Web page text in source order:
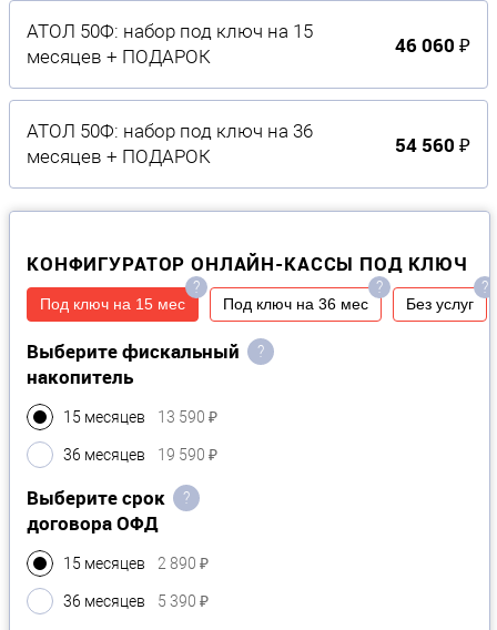
АТОЛ 50Ф: набор под ключ на 15
месяцев + ПОДАРОК
46 060 ₽
АТОЛ 50Ф: набор под ключ на 36
месяцев + ПОДАРОК
54 560 ₽
КОНФИГУРАТОР ОНЛАЙН-КАССЫ ПОД КЛЮЧ
?
Под ключ на 15 мес
?
Под ключ на 36 мес
?
Без услуг
?
Выберите фискальный
накопитель
15 месяцев 13 590 ₽
36 месяцев 19 590 ₽
?
Выберите срок
договора ОФД
15 месяцев 2 890 ₽
36 месяцев 5 390 ₽